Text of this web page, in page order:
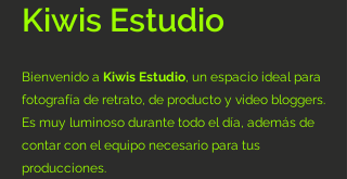
Kiwis Estudio
Bienvenido a Kiwis Estudio, un espacio ideal para
fotografía de retrato, de producto y video bloggers.
Es muy luminoso durante todo el día, además de
contar con el equipo necesario para tus
producciones.